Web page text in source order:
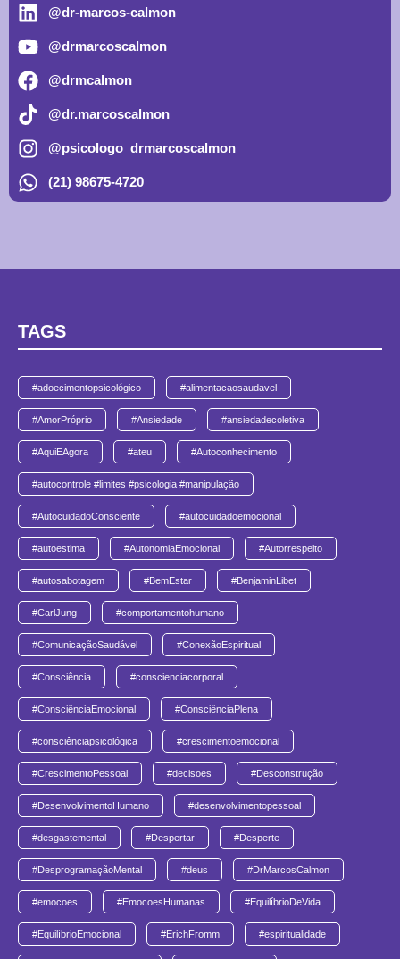
@dr-marcos-calmon
@drmarcoscalmon
@drmcalmon
@dr.marcoscalmon
@psicologo_drmarcoscalmon
(21) 98675-4720
TAGS
#adoecimentopsicológico #alimentacaosaudavel
#AmorPróprio #Ansiedade #ansiedadecoletiva
#AquiEAgora #ateu #Autoconhecimento
#autocontrole #limites #psicologia #manipulação
#AutocuidadoConsciente #autocuidadoemocional
#autoestima #AutonomiaEmocional #Autorrespeito
#autosabotagem #BemEstar #BenjaminLibet
#CarlJung #comportamentohumano
#ComunicaçãoSaudável #ConexãoEspiritual
#Consciência #conscienciacorporal
#ConsciênciaEmocional #ConsciênciaPlena
#consciênciapsicológica #crescimentoemocional
#CrescimentoPessoal #decisoes #Desconstrução
#DesenvolvimentoHumano #desenvolvimentopessoal
#desgastemental #Despertar #Desperte
#DesprogramaçãoMental #deus #DrMarcosCalmon
#emocoes #EmocoesHumanas #EquilíbrioDeVida
#EquilíbrioEmocional #ErichFromm #espiritualidade